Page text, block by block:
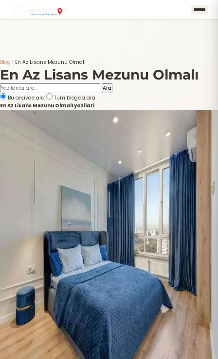
Blog › En Az Lisans Mezunu Olmalı
En Az Lisans Mezunu Olmalı
Ara
Bu arsivde ara
Tum blog'da ara
En Az Lisans Mezunu Olmalı yazilari